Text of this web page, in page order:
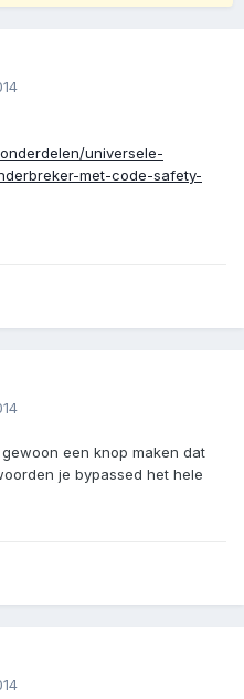
universele-
met-code-safety-
een knop maken dat
je bypassed het hele